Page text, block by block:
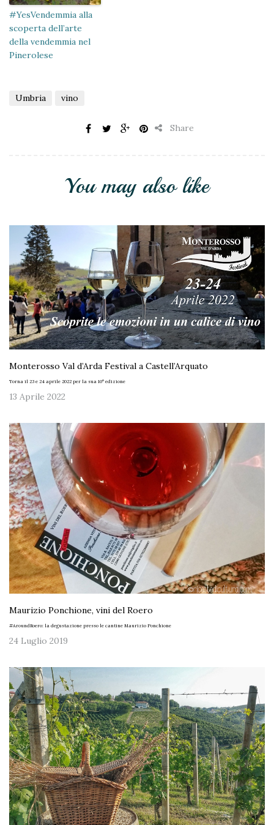
#YesVendemmia alla
scoperta dell’arte
della vendemmia nel
Pinerolese
Umbria vino
Share
You may also like
Monterosso Val d’Arda Festival a Castell’Arquato
Torna il 23 e 24 aprile 2022 per la sua 10° edizione
13 Aprile 2022
Maurizio Ponchione, vini del Roero
#AroundRoero: la degustazione presso le cantine Maurizio Ponchione
24 Luglio 2019